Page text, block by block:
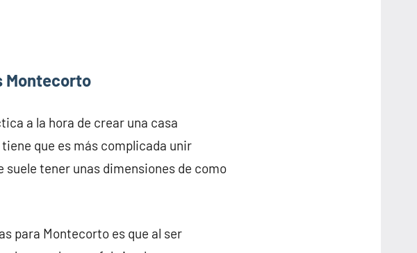
Montecorto
a la hora de crear una casa
que es más complicada unir
suele tener unas dimensiones de como
para Montecorto es que al ser